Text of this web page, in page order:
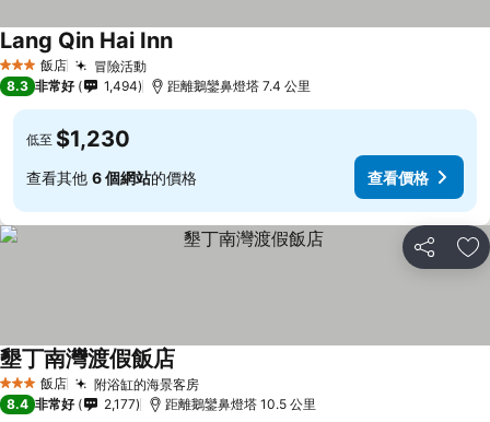
3 星級 飯店 冒險活動
Lang Qin Hai Inn
8.3 非常好 1,494 距離鵝鑾鼻燈塔 7.4 公里
低至 $1,230
查看其他 6 個網站的價格 查看價格
分享 加
3 星級 飯店 附浴缸的海景客房
墾丁南灣渡假飯店
8.4 非常好 2,177 距離鵝鑾鼻燈塔 10.5 公里